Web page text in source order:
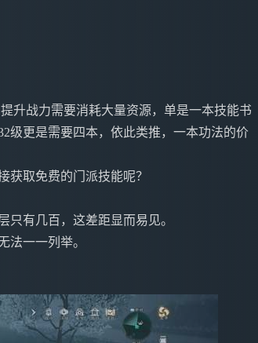
升战力需要消耗大量资源，单是一本技能书
级更是需要四本，依此类推，一本功法的价
获取免费的门派技能呢？
只有几百，这差距显而易见。
法一一列举。